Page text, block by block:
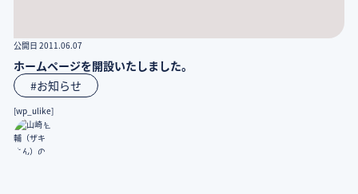
公開日 2011.06.07
ホームページを開設いたしました。
#お知らせ
[wp_ulike]